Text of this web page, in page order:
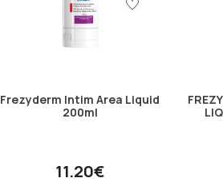
Frezyderm Intim Area Liquid
200ml
11.20€